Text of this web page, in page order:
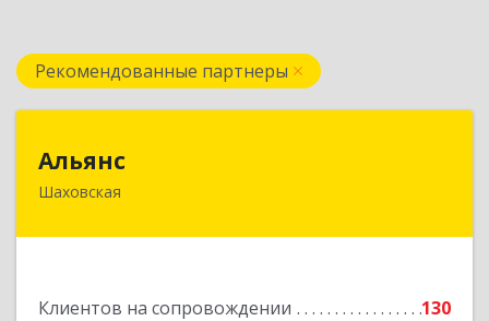
Рекомендованные партнеры
Альянс
Шаховская
Клиентов на сопровождении 130
143700, Московская обл, Шаховской р-н,